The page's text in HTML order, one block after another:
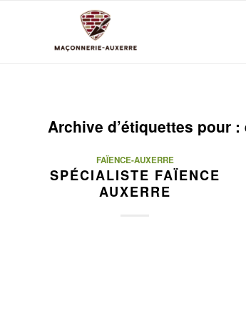
Archive d’étiquettes pour :
FAÏENCE-AUXERRE
SPÉCIALISTE FAÏENCE
AUXERRE